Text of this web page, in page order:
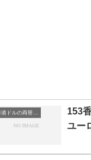
153
ユー